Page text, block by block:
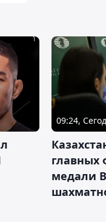
09:24,
главных
медали